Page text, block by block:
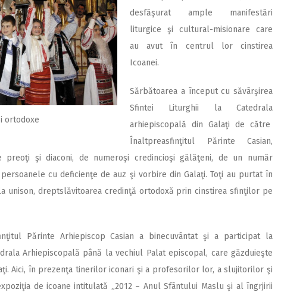
ortodoxe
desfăşurat ample manifestări
liturgice şi cultural-misionare care
au avut în centrul lor cinstirea
Icoanei.
Sărbătoarea a început cu săvârşirea
Sfintei Liturghii la Catedrala
arhiepiscopală din Galaţi de către
Înaltpreasfinţitul Părinte Casian,
preoţi şi diaconi, de numeroşi credincioşi gălăţeni, de un număr
cu deficienţe de auz şi vorbire din Galaţi. Toţi au purtat în
unison, dreptslăvitoarea credinţă ortodoxă prin cinstirea sfinţilor pe
Părinte Arhiepiscop Casian a binecuvântat şi a participat la
Arhiepiscopală până la vechiul Palat episcopal, care găzduieşte
Aici, în prezenţa tinerilor iconari şi a profesorilor lor, a slujitorilor şi
de icoane intitulată „2012 – Anul Sfântului Maslu şi al îngrjirii